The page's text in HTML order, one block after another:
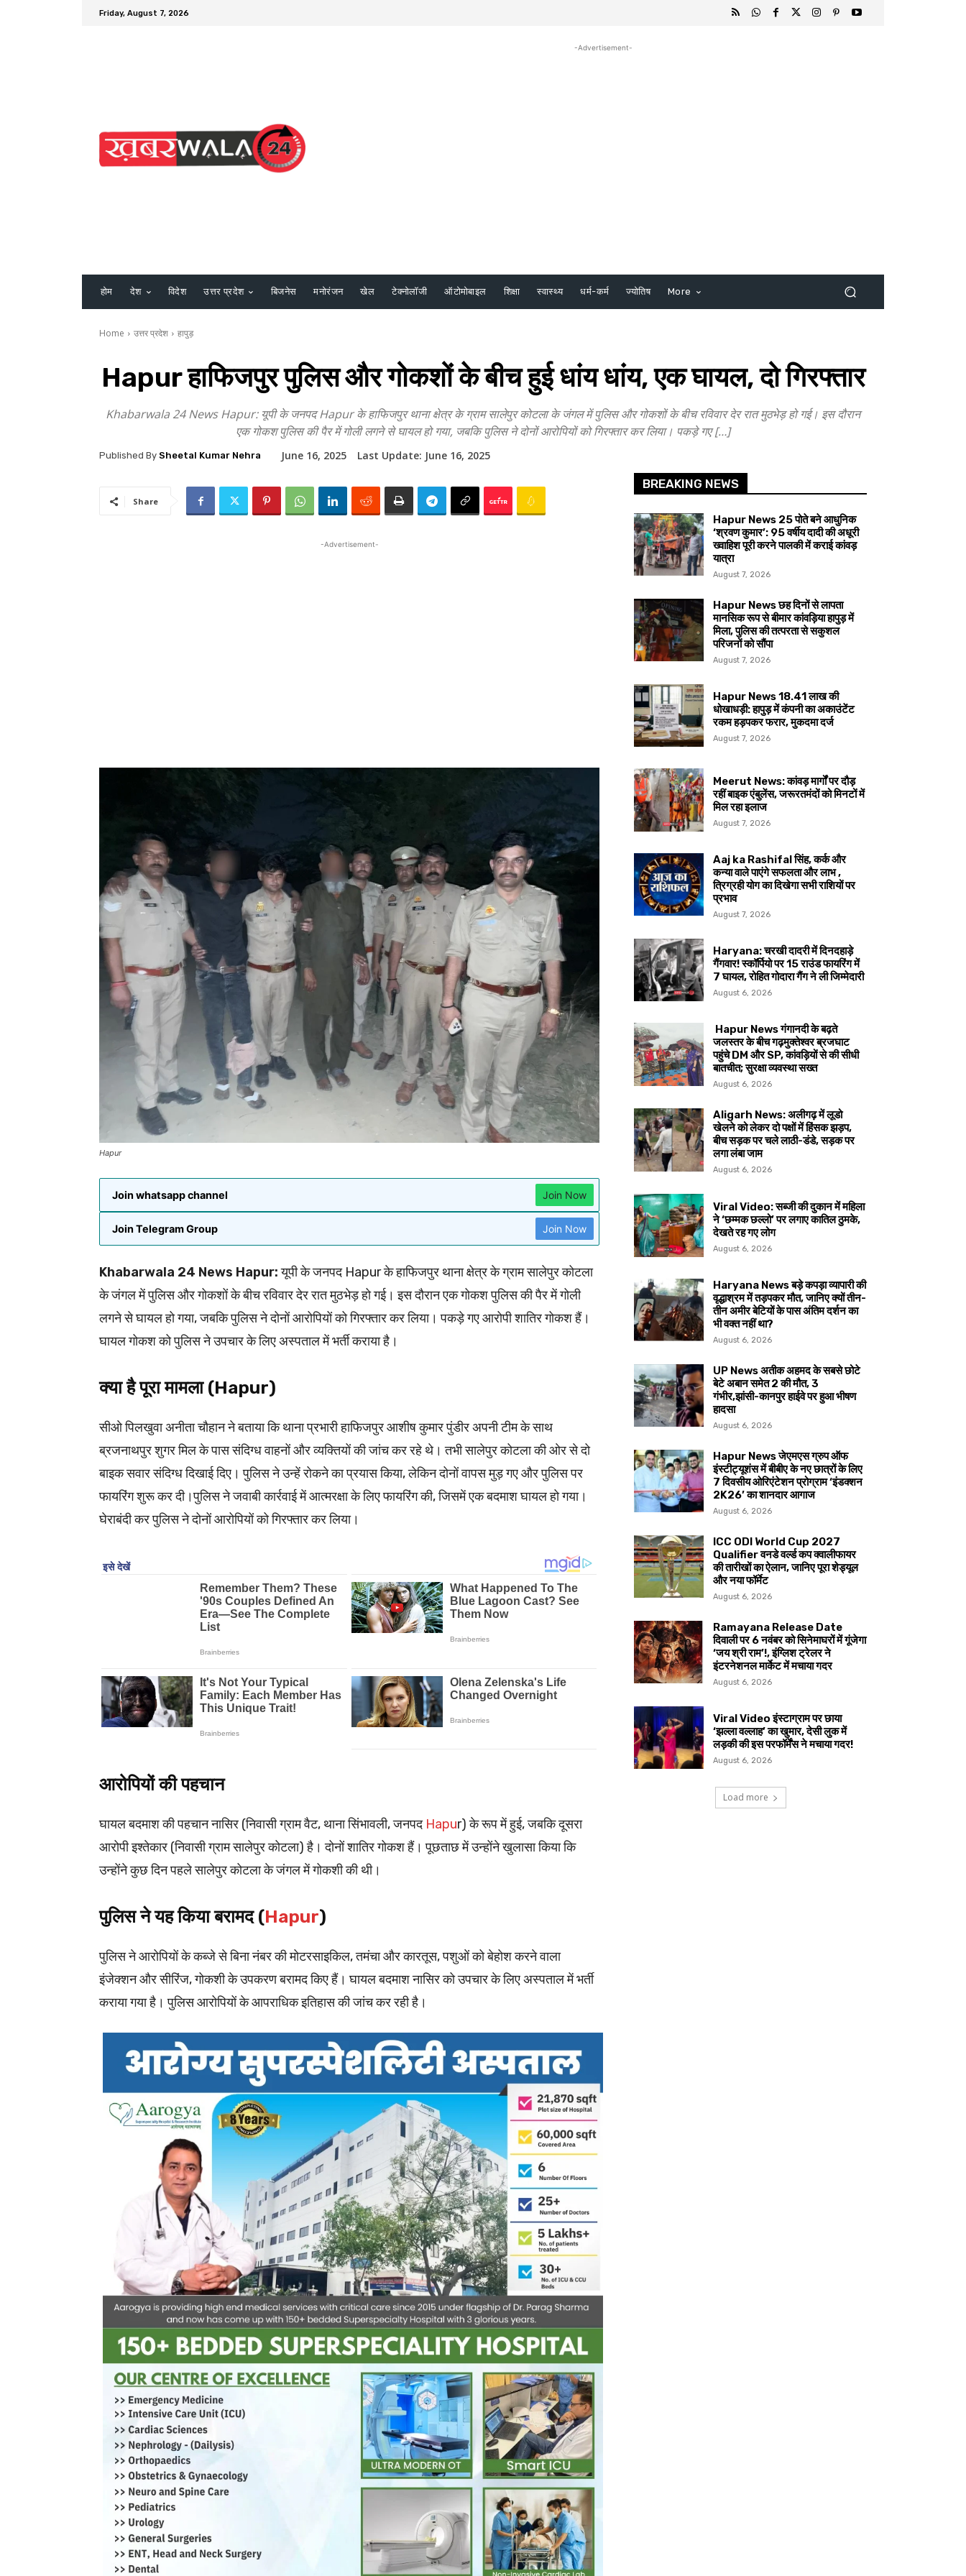
Friday, August 7, 2026
-Advertisement-
होम देश विदेश उत्तर प्रदेश बिजनेस मनोरंजन खेल टेक्नोलॉजी ऑटोमोबाइल शिक्षा स्वास्थ्य धर्म-कर्म ज्योतिष More
Home उत्तर प्रदेश हापुड़
Hapur हाफिजपुर पुलिस और गोकशों के बीच हुई धांय धांय, एक घायल, दो गिरफ्तार
Khabarwala 24 News Hapur: यूपी के जनपद Hapur के हाफिजपुर थाना क्षेत्र के ग्राम सालेपुर कोटला के जंगल में पुलिस और गोकशों के बीच रविवार देर रात मुठभेड़ हो गई। इस दौरान
एक गोकश पुलिस की पैर में गोली लगने से घायल हो गया, जबकि पुलिस ने दोनों आरोपियों को गिरफ्तार कर लिया। पकड़े गए […]
Published By Sheetal Kumar Nehra June 16, 2025 Last Update: June 16, 2025
Share
-Advertisement-
Hapur
Join whatsapp channel Join Now
Join Telegram Group Join Now
Khabarwala 24 News Hapur:यूपी के जनपद Hapur के हाफिजपुर थाना क्षेत्र के ग्राम सालेपुर कोटला
के जंगल में पुलिस और गोकशों के बीच रविवार देर रात मुठभेड़ हो गई। इस दौरान एक गोकश पुलिस की पैर में गोली
लगने से घायल हो गया, जबकि पुलिस ने दोनों आरोपियों को गिरफ्तार कर लिया। पकड़े गए आरोपी शातिर गोकश हैं।
घायल गोकश को पुलिस ने उपचार के लिए अस्पताल में भर्ती कराया है।
क्या है पूरा मामला (Hapur)
सीओ पिलखुवा अनीता चौहान ने बताया कि थाना प्रभारी हाफिजपुर आशीष कुमार पुंडीर अपनी टीम के साथ
ब्रजनाथपुर शुगर मिल के पास संदिग्ध वाहनों और व्यक्तियों की जांच कर रहे थे। तभी सालेपुर कोटला की ओर से दो
बाइक सवार संदिग्ध दिखाई दिए। पुलिस ने उन्हें रोकने का प्रयास किया, लेकिन दोनों वापस मुड़ गए और पुलिस पर
फायरिंग शुरू कर दी।पुलिस ने जवाबी कार्रवाई में आत्मरक्षा के लिए फायरिंग की, जिसमें एक बदमाश घायल हो गया।
घेराबंदी कर पुलिस ने दोनों आरोपियों को गिरफ्तार कर लिया।
आरोपियों की पहचान
घायल बदमाश की पहचान नासिर (निवासी ग्राम वैट, थाना सिंभावली, जनपद Hapur) के रूप में हुई, जबकि दूसरा
आरोपी इश्तेकार (निवासी ग्राम सालेपुर कोटला) है। दोनों शातिर गोकश हैं। पूछताछ में उन्होंने खुलासा किया कि
उन्होंने कुछ दिन पहले सालेपुर कोटला के जंगल में गोकशी की थी।
पुलिस ने यह किया बरामद (Hapur)
पुलिस ने आरोपियों के कब्जे से बिना नंबर की मोटरसाइकिल, तमंचा और कारतूस, पशुओं को बेहोश करने वाला
इंजेक्शन और सीरिंज, गोकशी के उपकरण बरामद किए हैं। घायल बदमाश नासिर को उपचार के लिए अस्पताल में भर्ती
कराया गया है। पुलिस आरोपियों के आपराधिक इतिहास की जांच कर रही है।
BREAKING NEWS
Hapur News 25 पोते बने आधुनिक
‘श्रवण कुमार’: 95 वर्षीय दादी की अधूरी
ख्वाहिश पूरी करने पालकी में कराई कांवड़
यात्रा
August 7, 2026
Hapur News छह दिनों से लापता
मानसिक रूप से बीमार कांवड़िया हापुड़ में
मिला, पुलिस की तत्परता से सकुशल
परिजनों को सौंपा
August 7, 2026
Hapur News 18.41 लाख की
धोखाधड़ी: हापुड़ में कंपनी का अकाउंटेंट
रकम हड़पकर फरार, मुकदमा दर्ज
August 7, 2026
Meerut News: कांवड़ मार्गों पर दौड़
रहीं बाइक एंबुलेंस, जरूरतमंदों को मिनटों में
मिल रहा इलाज
August 7, 2026
Aaj ka Rashifal सिंह, कर्क और
कन्या वाले पाएंगे सफलता और लाभ ,
त्रिग्रही योग का दिखेगा सभी राशियों पर
प्रभाव
August 7, 2026
Haryana: चरखी दादरी में दिनदहाड़े
गैंगवार! स्कॉर्पियो पर 15 राउंड फायरिंग में
7 घायल, रोहित गोदारा गैंग ने ली जिम्मेदारी
August 6, 2026
Hapur News गंगानदी के बढ़ते
जलस्तर के बीच गढ़मुक्तेश्वर ब्रजघाट
पहुंचे DM और SP, कांवड़ियों से की सीधी
बातचीत; सुरक्षा व्यवस्था सख्त
August 6, 2026
Aligarh News: अलीगढ़ में लूडो
खेलने को लेकर दो पक्षों में हिंसक झड़प,
बीच सड़क पर चले लाठी-डंडे, सड़क पर
लगा लंबा जाम
August 6, 2026
Viral Video: सब्जी की दुकान में महिला
ने ‘छम्मक छल्लो’ पर लगाए कातिल ठुमके,
देखते रह गए लोग
August 6, 2026
Haryana News बड़े कपड़ा व्यापारी की
वृद्धाश्रम में तड़पकर मौत, जानिए क्यों तीन-
तीन अमीर बेटियों के पास अंतिम दर्शन का
भी वक्त नहीं था?
August 6, 2026
UP News अतीक अहमद के सबसे छोटे
बेटे अबान समेत 2 की मौत, 3
गंभीर,झांसी-कानपुर हाईवे पर हुआ भीषण
हादसा
August 6, 2026
Hapur News जेएमएस ग्रुप ऑफ
इंस्टीट्यूशंस में बीबीए के नए छात्रों के लिए
7 दिवसीय ओरिएंटेशन प्रोग्राम ‘इंडक्शन
2K26’ का शानदार आगाज
August 6, 2026
ICC ODI World Cup 2027
Qualifier वनडे वर्ल्ड कप क्वालीफायर
की तारीखों का ऐलान, जानिए पूरा शेड्यूल
और नया फॉर्मेट
August 6, 2026
Ramayana Release Date
दिवाली पर 6 नवंबर को सिनेमाघरों में गूंजेगा
‘जय श्री राम’!, इंग्लिश ट्रेलर ने
इंटरनेशनल मार्केट में मचाया गदर
August 6, 2026
Viral Video इंस्टाग्राम पर छाया
‘झल्ला वल्लाह’ का खुमार, देसी लुक में
लड़की की इस परफॉर्मेंस ने मचाया गदर!
August 6, 2026
Load more